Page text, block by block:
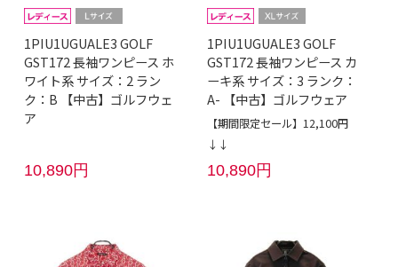
1PIU1UGUALE3 GOLF
GST172 長袖ワンピース ホ
ワイト系 サイズ：2 ラン
ク：B 【中古】ゴルフウェ
ア
10,890円
1PIU1UGUALE3 GOLF
GST172 長袖ワンピース カ
ーキ系 サイズ：3 ランク：
A- 【中古】ゴルフウェア
【期間限定セール】12,100円
↓↓
10,890円